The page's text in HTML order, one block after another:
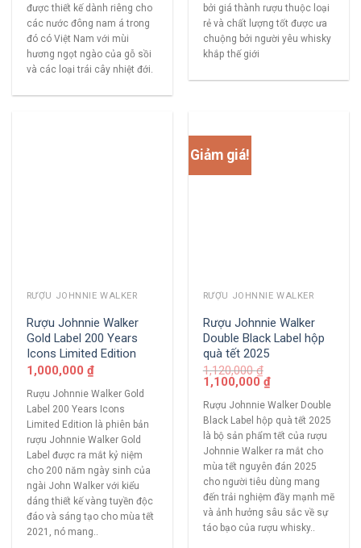
được thiết kế dành riêng cho
các nước đông nam á trong
đó có Việt Nam với mùi
hương ngọt ngào của gỗ sồi
và các loại trái cây nhiệt đới.
bởi giá thành rượu thuộc loại
rẻ và chất lượng tốt được ưa
chuộng bởi người yêu whisky
khắp thế giới
RƯỢU JOHNNIE WALKER
Rượu Johnnie Walker
Gold Label 200 Years
Icons Limited Edition
1,000,000 ₫
Rượu Johnnie Walker Gold
Label 200 Years Icons
Limited Edition là phiên bản
rượu Johnnie Walker Gold
Label được ra mắt kỷ niệm
cho 200 năm ngày sinh của
ngài John Walker với kiểu
dáng thiết kế vàng tuyền độc
đáo và sáng tạo cho mùa tết
2021, nó mang..
Giảm giá!
RƯỢU JOHNNIE WALKER
Rượu Johnnie Walker
Double Black Label hộp
quà tết 2025
1,120,000₫
1,100,000₫
Rượu Johnnie Walker Double
Black Label hộp quà tết 2025
là bộ sản phẩm tết của rượu
Johnnie Walker ra mắt cho
mùa tết nguyên đán 2025
cho người tiêu dùng mang
đến trải nghiệm đầy mạnh mẽ
và ảnh hưởng sâu sắc về sự
táo bạo của rượu whisky..